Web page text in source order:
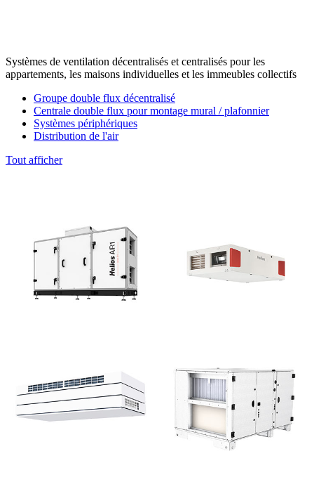
Systèmes de ventilation décentralisés et centralisés pour les
appartements, les maisons individuelles et les immeubles collectifs
Groupe double flux décentralisé
Centrale double flux pour montage mural / plafonnier
Systèmes périphériques
Distribution de l'air
Tout afficher